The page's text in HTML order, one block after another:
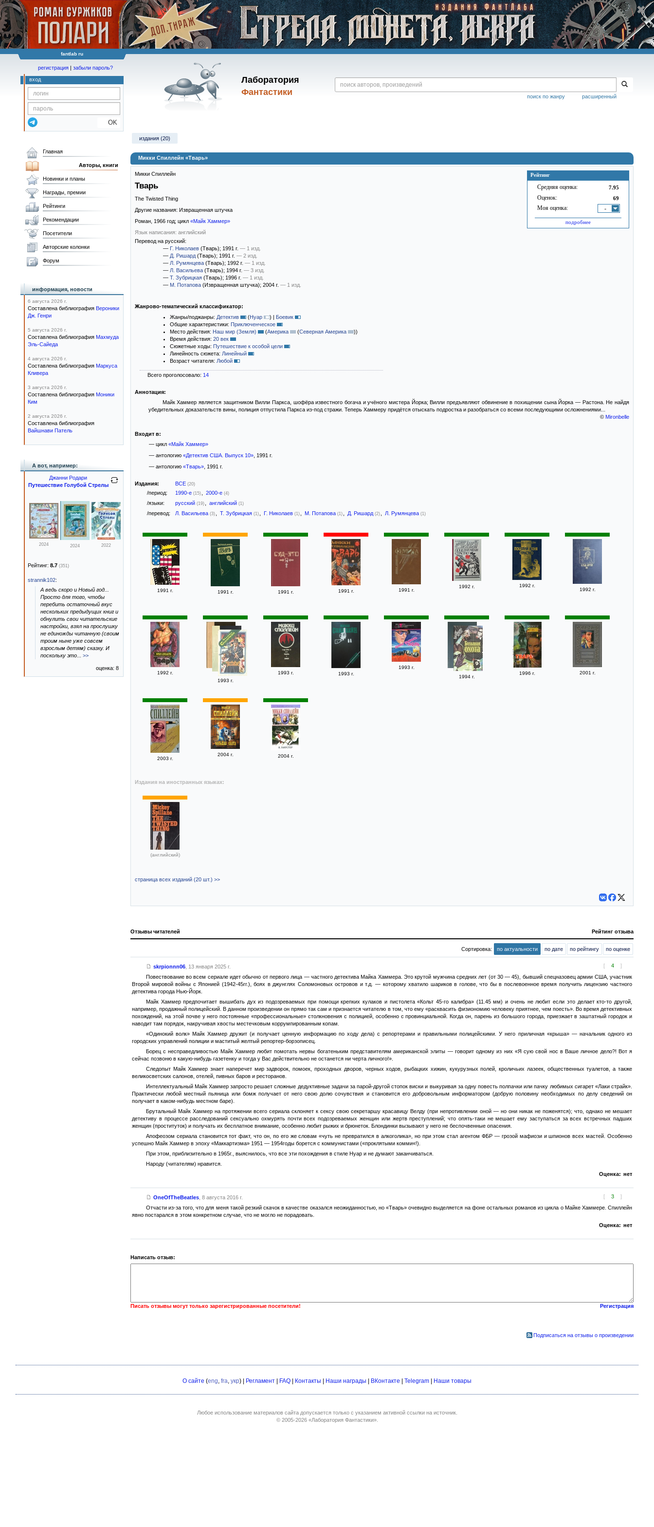
fantlab ru
Лаборатория
Фантастики
расширенный
поиск по жанру
регистрация | забыли пароль?
вход
OK
издания (20)
Микки Спиллейн «Тварь»
Рейтинг
Средняя оценка: 7.95
Оценок: 69
Моя оценка: -
подробнее
Микки Спиллейн
Тварь
The Twisted Thing
Другие названия: Извращенная штучка
Роман, 1966 год; цикл «Майк Хаммер»
Язык написания: английский
Перевод на русский:
— Г. Николаев (Тварь); 1991 г. — 1 изд.
— Д. Ришард (Тварь); 1991 г. — 2 изд.
— Л. Румянцева (Тварь); 1992 г. — 1 изд.
— Л. Васильева (Тварь); 1994 г. — 3 изд.
— Т. Зубрицкая (Тварь); 1996 г. — 1 изд.
— М. Потапова (Извращенная штучка); 2004 г. — 1 изд.
Жанрово-тематический классификатор:
Жанры/поджанры: Детектив (Нуар ) | Боевик
Общие характеристики: Приключенческое
Место действия: Наш мир (Земля) (Америка (Северная Америка ))
Время действия: 20 век
Сюжетные ходы: Путешествие к особой цели
Линейность сюжета: Линейный
Возраст читателя: Любой
Всего проголосовало: 14
Аннотация:
Майк Хаммер является защитником Вилли Паркса, шофёра известного богача и учёного мистера Йорка; Вилли предъявляют обвинение в похищении сына Йорка — Растона. Не найдя
убедительных доказательств вины, полиция отпустила Паркса из-под стражи. Теперь Хаммеру придётся отыскать подростка и разобраться со всеми последующими осложнениями...
© Mironbelle
Входит в:
— цикл «Майк Хаммер»
— антологию «Детектив США. Выпуск 10», 1991 г.
— антологию «Тварь», 1991 г.
Издания: ВСЕ (20)
/период: 1990-е (15) 2000-е (4)
/языки: русский (19) английский (1)
/перевод: Л. Васильева (3) Т. Зубрицкая (1) Г. Николаев (1) М. Потапова (1) Д. Ришард (2) Л. Румянцева (1)
1991 г. 1991 г. 1991 г. 1991 г. 1991 г.
1992 г. 1992 г.
1992 г.
1992 г.
1993 г.
1993 г. 1993 г.
1993 г.
1994 г.
1996 г. 2001 г.
2003 г.
2004 г. 2004 г.
Издания на иностранных языках:
(английский)
страница всех изданий (20 шт.) >>
Отзывы читателей Рейтинг отзыва
Сортировка: по актуальности по дате по рейтингу по оценке
[ 4 ]
skrpionnn06, 13 января 2025 г.
Повествование во всем сериале идет обычно от первого лица — частного детектива Майка Хаммера. Это крутой мужчина средних лет (от 30 — 45), бывший спецназовец армии США, участник
Второй мировой войны с Японией (1942-45гг.), боях в джунглях Соломоновых островов и т.д. — которому хватило шариков в голове, что бы в послевоенное время получить лицензию частного
детектива города Нью-Йорк.
Майк Хаммер предпочитает вышибать дух из подозреваемых при помощи крепких кулаков и пистолета «Кольт 45-го калибра» (11.45 мм) и очень не любит если это делает кто-то другой,
например, продажный полицейский. В данном произведении он прямо так сам и признается читателю в том, что ему «расквасить физиономию человеку приятнее, чем поесть». Во время детективных
похождений, на этой почве у него постоянные «профессиональные» столкновения с полицией, особенно с провинциальной. Когда он, парень из большого города, приезжает в заштатный городок и
наводит там порядок, накручивая хвосты местечковым коррумпированным копам.
«Одинокий волк» Майк Хаммер дружит (и получает ценную информацию по ходу дела) с репортерами и правильными полицейскими. У него приличная «крыша» — начальник одного из
городских управлений полиции и маститый желтый репортер-борзописец.
Борец с несправедливостью Майк Хаммер любит помотать нервы богатеньким представителям американской элиты — говорит одному из них «Я сую свой нос в Ваше личное дело?! Вот я
сейчас позвоню в какую-нибудь газетенку и тогда у Вас действительно не останется ни черта личного!».
Следопыт Майк Хаммер знает наперечет мир задворок, помоек, проходных дворов, черных ходов, рыбацких хижин, кукурузных полей, кроличьих лазеек, общественных туалетов, а также
великосветских салонов, отелей, пивных баров и ресторанов.
Интеллектуальный Майк Хаммер запросто решает сложные дедуктивные задачи за парой-другой стопок виски и выкуривая за одну повесть полпачки или пачку любимых сигарет «Лаки страйк».
Практически любой местный пьяница или бомж получает от него свою долю сочувствия и становится его добровольным информатором (добрую половину необходимых по делу сведений он
получает в каком-нибудь местном баре).
Брутальный Майк Хаммер на протяжении всего сериала склоняет к сексу свою секретаршу красавицу Велду (при непротивлении оной — но они никак не поженятся); что, однако не мешает
детективу в процессе расследований сексуально охмурять почти всех подозреваемых женщин или жертв преступлений; что опять-таки не мешает ему заступаться за всех встречных падших
женщин (проституток) и получать их бесплатное внимание, особенно любит рыжих и брюнеток. Блондинки вызывают у него не беспочвенные опасения.
Апофеозом сериала становится тот факт, что он, по его же словам «чуть не превратился в алкоголика», но при этом стал агентом ФБР — грозой мафиози и шпионов всех мастей. Особенно
успешно Майк Хаммер в эпоху «Маккартизма» 1951 — 1954годы борется с коммунистами («проклятыми комми«!).
При этом, приблизительно в 1965г., выяснилось, что все эти похождения в стиле Нуар и не думают заканчиваться.
Народу (читателям) нравится.
Оценка: нет
[ 3 ]
OneOfTheBeatles, 8 августа 2016 г.
Отчасти из-за того, что для меня такой резкий скачок в качестве оказался неожиданностью, но «Тварь» очевидно выделяется на фоне остальных романов из цикла о Майке Хаммере. Спиллейн
явно постарался в этом конкретном случае, что не могло не порадовать.
Оценка: нет
Написать отзыв:
Писать отзывы могут только зарегистрированные посетители! Регистрация
Подписаться на отзывы о произведении
Главная
Авторы, книги
Новинки и планы
Награды, премии
Рейтинги
Рекомендации
Посетители
Авторские колонки
Форум
информация, новости
6 августа 2026 г.
Составлена библиография Вероники
Дж. Генри
5 августа 2026 г.
Составлена библиография Махмуда
Эль-Сайеда
4 августа 2026 г.
Составлена библиография Маркуса
Кливера
3 августа 2026 г.
Составлена библиография Моники
Ким
2 августа 2026 г.
Составлена библиография
Вайшнави Патель
А вот, например:
Джанни Родари
Путешествие Голубой Стрелы
2024 2024 2022
Рейтинг: 8.7 (351)
strannik102:
А ведь скоро и Новый год...
Просто для того, чтобы
перебить остаточный вкус
нескольких предыдущих книг и
обнулить свои читательские
настройки, взял на прослушку
не единожды читанную (своим
троим ныне уже совсем
взрослым детям) сказку. И
поскольку это
>>
оценка: 8
О сайте (eng, fra, укр) | Регламент FAQ Контакты Наши награды ВКонтакте Telegram Наши товары
Любое использование материалов сайта допускается только с указанием активной ссылки на источник.
© 2005-2026 «Лаборатория Фантастики».